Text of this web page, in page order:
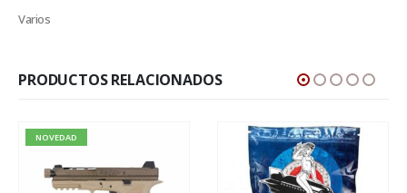
Varios
PRODUCTOS RELACIONADOS